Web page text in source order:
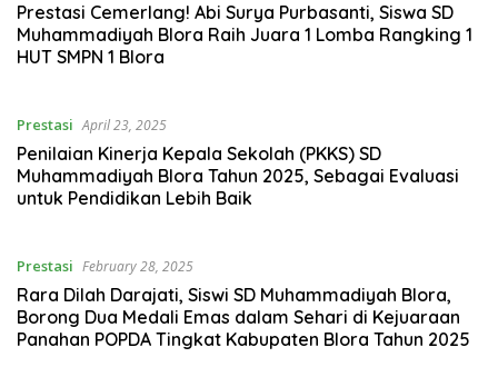
Prestasi Cemerlang! Abi Surya Purbasanti, Siswa SD
Muhammadiyah Blora Raih Juara 1 Lomba Rangking 1
HUT SMPN 1 Blora
Prestasi April 23, 2025
Penilaian Kinerja Kepala Sekolah (PKKS) SD
Muhammadiyah Blora Tahun 2025, Sebagai Evaluasi
untuk Pendidikan Lebih Baik
Prestasi February 28, 2025
Rara Dilah Darajati, Siswi SD Muhammadiyah Blora,
Borong Dua Medali Emas dalam Sehari di Kejuaraan
Panahan POPDA Tingkat Kabupaten Blora Tahun 2025